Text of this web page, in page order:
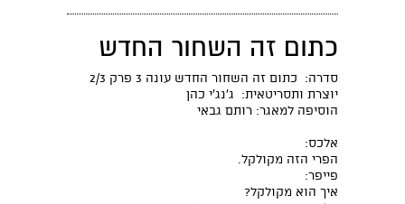
כתום זה השחור החדש
סדרה: כתום זה השחור החדש עונה 3 פרק 2/3
יוצרת ותסריטאית: ג'נג'י כהן
הוסיפה למאגר: רותם גבאי
אלכס:
הפרי הזה מקולקל.
פייפר:
איך הוא מקולקל?